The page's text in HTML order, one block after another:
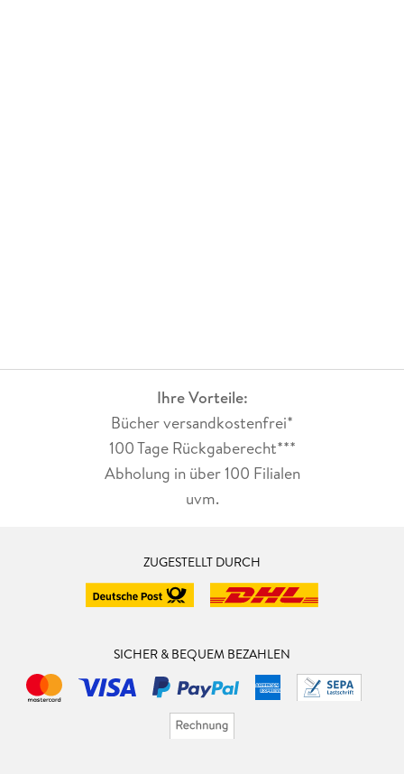
Ihre Vorteile:
Bücher versandkostenfrei*
100 Tage Rückgaberecht***
Abholung in über 100 Filialen
uvm.
ZUGESTELLT DURCH
SICHER & BEQUEM BEZAHLEN